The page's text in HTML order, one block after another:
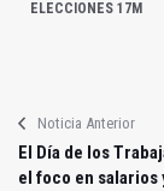
ELECCIONES 17M
Noticia Anterior
El Día de los
el foco en salarios